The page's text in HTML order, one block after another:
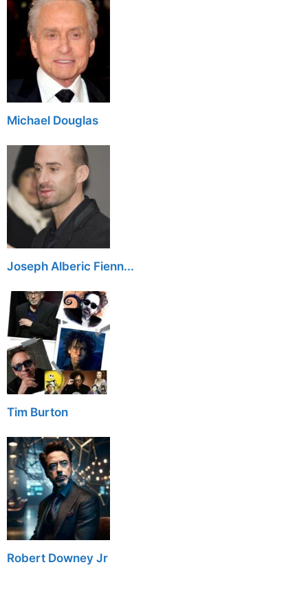
Michael Douglas
Joseph Alberic Fienn...
Tim Burton
Robert Downey Jr